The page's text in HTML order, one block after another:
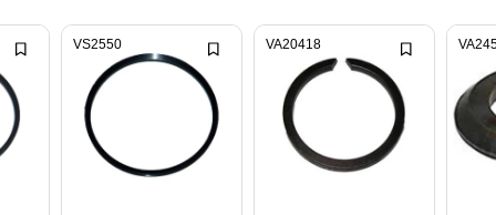
VS2550 VA20418